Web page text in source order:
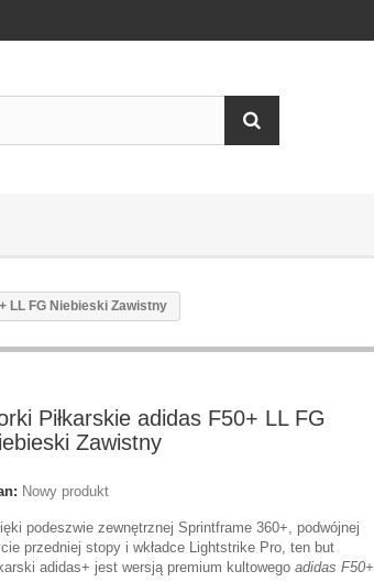
LL FG Niebieski Zawistny
Piłkarskie adidas F50+ LL FG
Zawistny
Nowy produkt
podeszwie zewnętrznej Sprintframe 360+, podwójnej
przedniej stopy i wkładce Lightstrike Pro, ten but
adidas+ jest wersją premium kultowego adidas F50+